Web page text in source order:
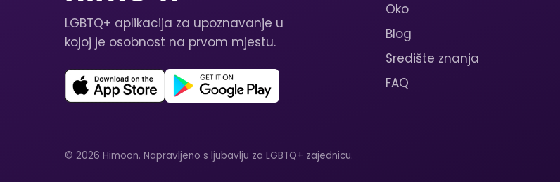
LGBTQ+ aplikacija za upoznavanje u
kojoj je osobnost na prvom mjestu.
Oko
Blog
Središte znanja
FAQ
© 2026 Himoon. Napravljeno s ljubavlju za LGBTQ+ zajednicu.